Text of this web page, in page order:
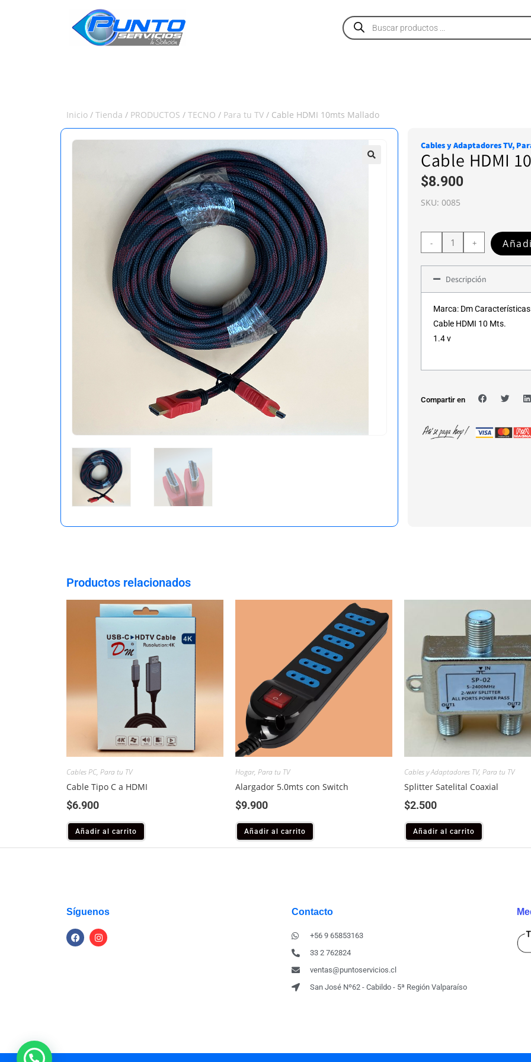
Inicio / Tienda / PRODUCTOS / TECNO / Para tu TV / Cable HDMI 10mts Mallado
Cables y Adaptadores TV,
Cable HDMI
$8.900
SKU: 0085
- +
Descripción
Marca: Dm
Cable HDMI 10 Mts.
1.4 v
Compartir en
Productos relacionados
Cables PC, Para tu TV
Cable Tipo C a HDMI
$6.900
Añadir al carrito
Hogar, Para tu TV
Alargador 5.0mts con Switch
$9.900
Añadir al carrito
Cables y Adaptadores TV, Para tu TV
Splitter Satelital Coaxial
$2.500
Añadir al carrito
Síguenos Contacto
+56 9 65853163
33 2 762824
ventas@puntoservicios.cl
San José Nº62 - Cabildo - 5ª Región Valparaíso